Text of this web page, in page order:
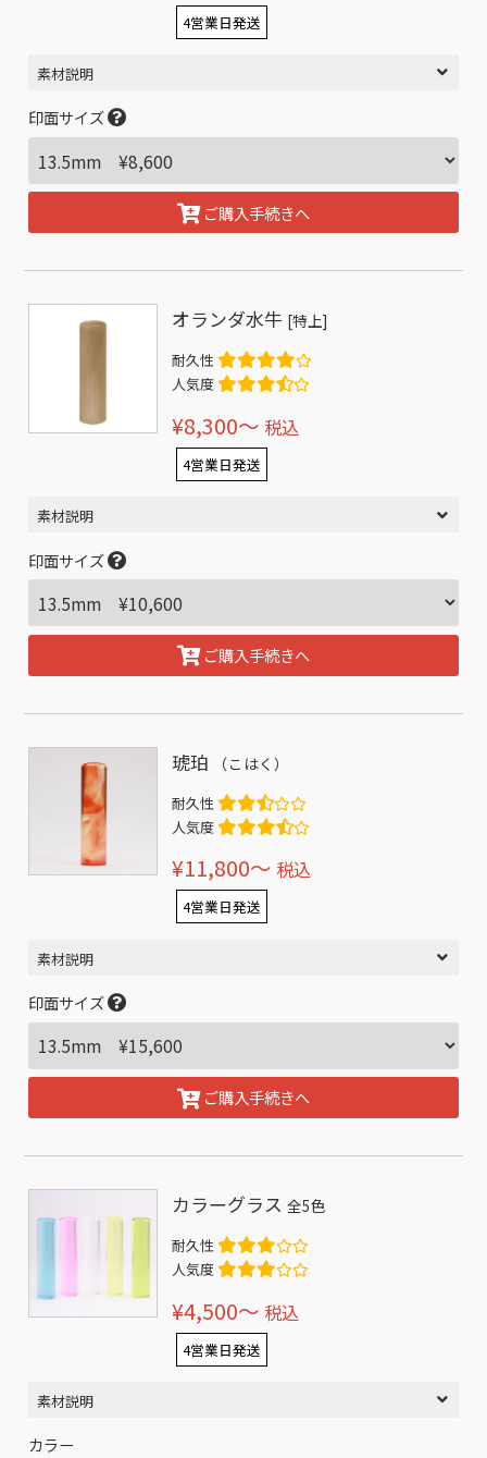
4営業日発送
素材説明
印面サイズ
ご購入手続きへ
オランダ水牛 [特上]
耐久性
人気度
¥8,300〜 税込
4営業日発送
素材説明
印面サイズ
ご購入手続きへ
琥珀 （こはく）
耐久性
人気度
¥11,800〜 税込
4営業日発送
素材説明
印面サイズ
ご購入手続きへ
カラーグラス全5色
耐久性
人気度
¥4,500〜 税込
4営業日発送
素材説明
カラー